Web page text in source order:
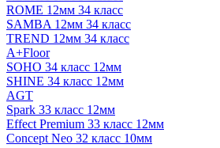
ROME 12мм 34 класс
SAMBA 12мм 34 класс
TREND 12мм 34 класс
A+Floor
SOHO 34 класс 12мм
SHINE 34 класс 12мм
AGT
Spark 33 класс 12мм
Effect Premium 33 класс 12мм
Concept Neo 32 класс 10мм